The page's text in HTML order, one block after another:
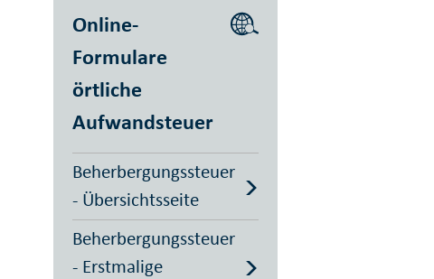
Online-
Formulare
örtliche
Aufwandsteuer
Beherbergungssteuer
- Übersichtsseite
Beherbergungssteuer
- Erstmalige